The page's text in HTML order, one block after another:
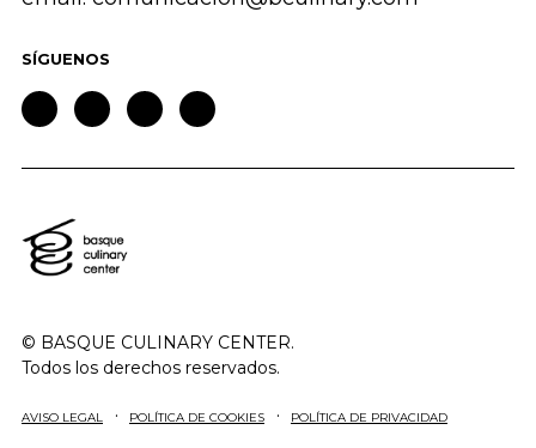
SÍGUENOS
© BASQUE CULINARY CENTER.
Todos los derechos reservados.
AVISO LEGAL POLÍTICA DE COOKIES POLÍTICA DE PRIVACIDAD